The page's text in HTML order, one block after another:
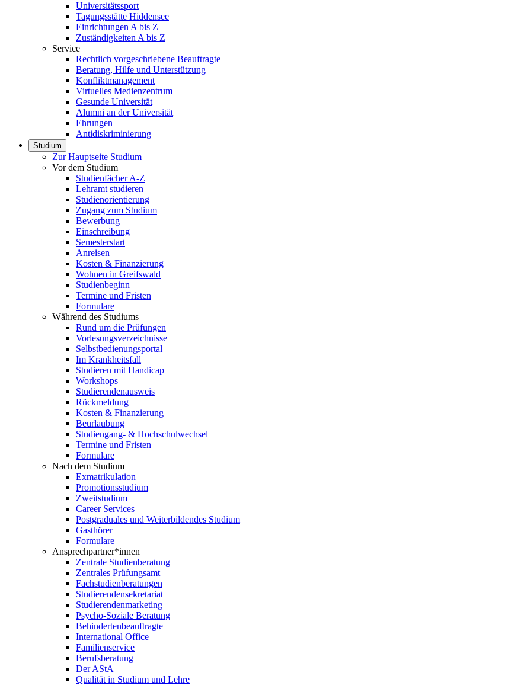
Universitätssport
Tagungsstätte Hiddensee
Einrichtungen A bis Z
Zuständigkeiten A bis Z
Service
Rechtlich vorgeschriebene Beauftragte
Beratung, Hilfe und Unterstützung
Konfliktmanagement
Virtuelles Medienzentrum
Gesunde Universität
Alumni an der Universität
Ehrungen
Antidiskriminierung
Studium
Zur Hauptseite Studium
Vor dem Studium
Studienfächer A-Z
Lehramt studieren
Studienorientierung
Zugang zum Studium
Bewerbung
Einschreibung
Semesterstart
Anreisen
Kosten & Finanzierung
Wohnen in Greifswald
Studienbeginn
Termine und Fristen
Formulare
Während des Studiums
Rund um die Prüfungen
Vorlesungsverzeichnisse
Selbstbedienungsportal
Im Krankheitsfall
Studieren mit Handicap
Workshops
Studierendenausweis
Rückmeldung
Kosten & Finanzierung
Beurlaubung
Studiengang- & Hochschulwechsel
Termine und Fristen
Formulare
Nach dem Studium
Exmatrikulation
Promotionsstudium
Zweitstudium
Career Services
Postgraduales und Weiterbildendes Studium
Gasthörer
Formulare
Ansprechpartner*innen
Zentrale Studienberatung
Zentrales Prüfungsamt
Fachstudienberatungen
Studierendensekretariat
Studierendenmarketing
Psycho-Soziale Beratung
Behindertenbeauftragte
International Office
Familienservice
Berufsberatung
Der AStA
Qualität in Studium und Lehre